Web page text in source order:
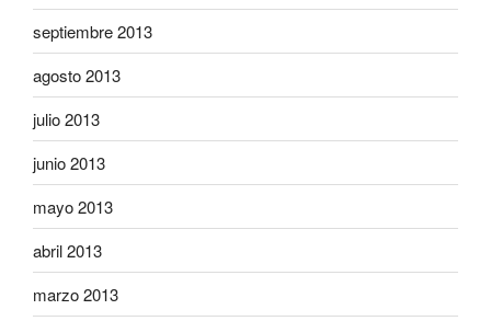
septiembre 2013
agosto 2013
julio 2013
junio 2013
mayo 2013
abril 2013
marzo 2013